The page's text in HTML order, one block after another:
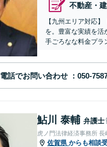
不動産・
【九州エリア対応
を。豊富な実績を活
手ごろなな料金プラ
電話でお問い合わせ
鮎川 泰輔 弁護士
虎ノ門法律経済事務所 長
佐賀県 からも相談